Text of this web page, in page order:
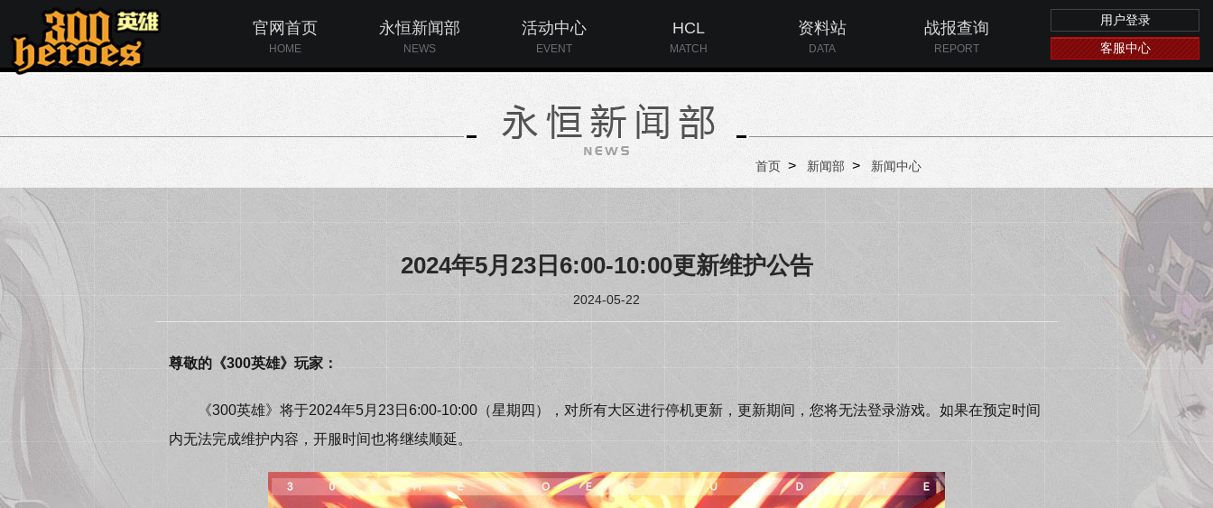
官网首页
HOME
永恒新闻部
NEWS
活动中心
EVENT
HCL
MATCH
资料站
DATA
战报查询
REPORT
用户登录
客服中心
首页 > 新闻部 > 新闻中心
2024年5月23日6:00-10:00更新维护公告
2024-05-22
尊敬的《300英雄》玩家：
《300英雄》将于2024年5月23日6:00-10:00（星期四），对所有大区进行停机更新，更新期间，您将无法登录游戏。如果在预定时间
内无法完成维护内容，开服时间也将继续顺延。